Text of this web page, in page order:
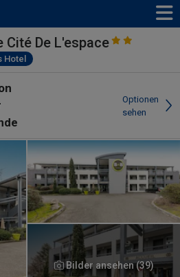
Cité De L'espace
Hotel
Optionen
sehen
Bilder ansehen (39)